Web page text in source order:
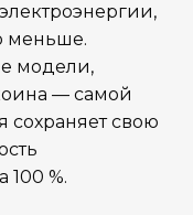
меньше.
модели,
— самой
сохраняет свою
100 %.